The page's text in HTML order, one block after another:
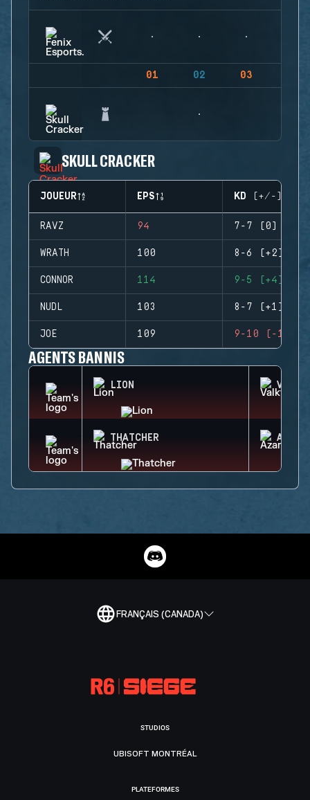
01 02 03
SKULL CRACKER
JOUEUR EPS KD (+/-)
RAVZ 94 7-7 (0)
WRATH 100 8-6 (+2)
CONNOR 114 9-5 (+4)
NUDL 103 8-7 (+1)
JOE 109 9-10 (-1)
AGENTS BANNIS
LION
THATCHER AZAMI
FRANÇAIS (CANADA)
STUDIOS
UBISOFT MONTRÉAL
PLATEFORMES